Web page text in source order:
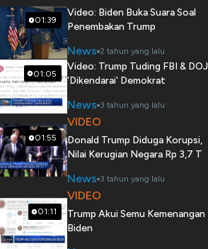
01:39
Video: Biden Buka Suara Soal
Penembakan Trump
News 2 tahun yang lalu
01:05
Video: Trump Tuding FBI & DOJ
'Dikendarai' Demokrat
News 3 tahun yang lalu
01:55
VIDEO
Donald Trump Diduga Korupsi,
Nilai Kerugian Negara Rp 3,7 T
News 3 tahun yang lalu
01:11
VIDEO
Trump Akui Semu Kemenangan
Biden